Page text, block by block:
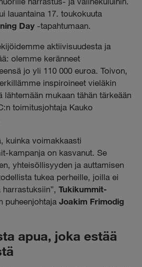
lauantaina 17. toukokuuta
Day -tapahtumaan.
aktiivisuudesta ja
olemme keränneet
jo yli 110 000 euroa. Toivon,
inspiroineet vieläkin
lähtemään mukaan tähän tärkeään
toimitusjohtaja Kauko
kuinka voimakkaasti
kampanja on kasvanut. Se
yhteisöllisyyden ja auttamisen
tukea perheille, joilla ei
harrastuksiin”,Tukikummit-
puheenjohtajaJoakim Frimodig
apua, joka estää